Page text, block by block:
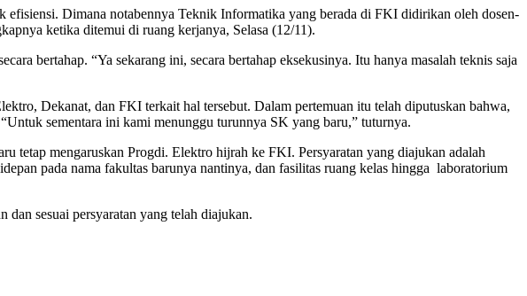
Dimana notabennya Teknik Informatika yang berada di FKI didirikan oleh dosen-
ketika ditemui di ruang kerjanya, Selasa (12/11).
bertahap. “Ya sekarang ini, secara bertahap eksekusinya. Itu hanya masalah teknis saja
Dekanat, dan FKI terkait hal tersebut. Dalam pertemuan itu telah diputuskan bahwa,
sementara ini kami menunggu turunnya SK yang baru,” tuturnya.
tetap mengaruskan Progdi. Elektro hijrah ke FKI. Persyaratan yang diajukan adalah
pada nama fakultas barunya nantinya, dan fasilitas ruang kelas hingga laboratorium
sesuai persyaratan yang telah diajukan.